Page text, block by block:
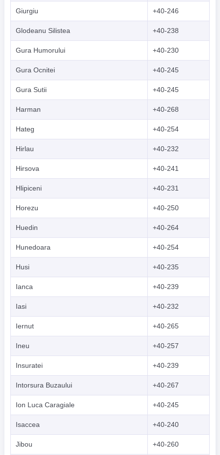
Giurgiu +40-246
Glodeanu Silistea +40-238
Gura Humorului +40-230
Gura Ocnitei +40-245
Gura Sutii +40-245
Harman +40-268
Hateg +40-254
Hirlau +40-232
Hirsova +40-241
Hlipiceni +40-231
Horezu +40-250
Huedin +40-264
Hunedoara +40-254
Husi +40-235
Ianca +40-239
Iasi +40-232
Iernut +40-265
Ineu +40-257
Insuratei +40-239
Intorsura Buzaului +40-267
Ion Luca Caragiale +40-245
Isaccea +40-240
Jibou +40-260